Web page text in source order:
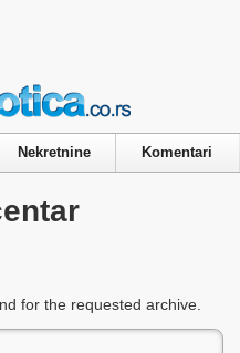
Nekretnine Komentari
for the requested archive.
Policy